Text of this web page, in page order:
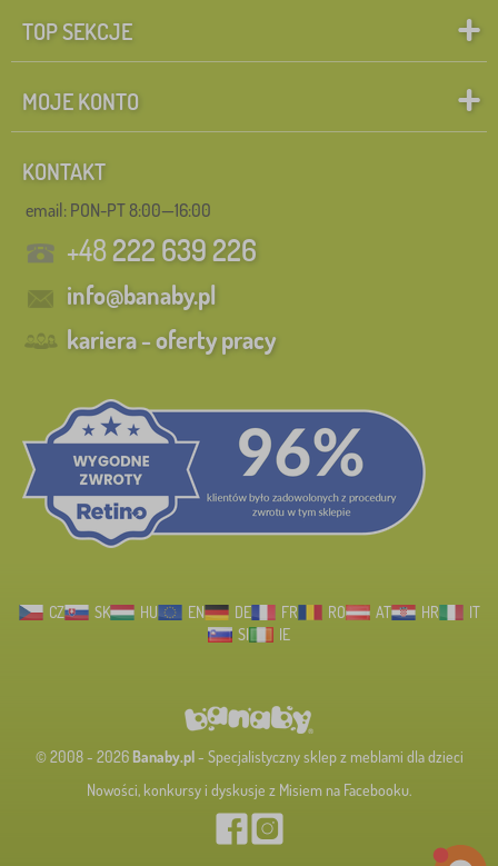
TOP SEKCJE
MOJE KONTO
KONTAKT
email: PON-PT 8:00—16:00
+48222 639 226
info@banaby.pl
kariera - oferty pracy
CZ SK HU EN DE FR RO AT HR
IT
SI
IE
© 2008 - 2026 Banaby.pl- Specjalistyczny sklep z meblami dla dzieci
Nowości, konkursy i dyskusje z Misiem na Facebooku.